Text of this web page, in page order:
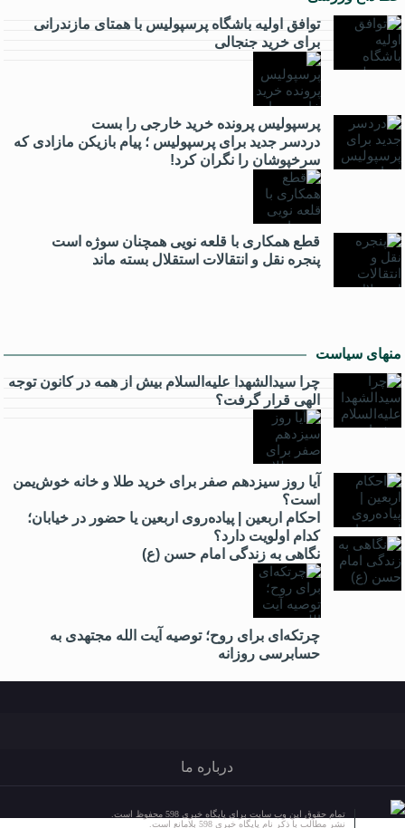
توافق اولیه باشگاه پرسپولیس با همتای مازندرانی
برای خرید جنجالی
پرسپولیس پرونده خرید خارجی را بست
دردسر جدید برای پرسپولیس ؛ پیام بازیکن مازادی که
سرخپوشان را نگران کرد!
قطع همکاری با قلعه نویی همچنان سوژه است
پنجره‌ نقل و انتقالات استقلال بسته ماند
منهای سیاست
چرا سیدالشهدا علیه‌السلام بیش از همه در کانون توجه
الهی قرار گرفت؟
آیا روز سیزدهم صفر برای خرید طلا و خانه خوش‌یمن
است؟
احکام اربعین | پیاده‌روی اربعین یا حضور در خیابان؛
کدام اولویت دارد؟
نگاهی به زندگی امام حسن (ع)
چرتکه‌ای برای روح؛ توصیه آیت‌ الله مجتهدی به
حسابرسی روزانه
درباره ما
تمام حقوق این وب سایت برای پایگاه خبری 598 محفوظ است.
نشر مطالب با ذکر نام پایگاه خبری 598 بلامانع است.